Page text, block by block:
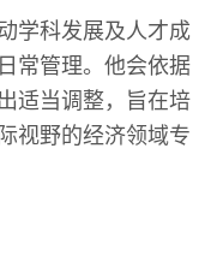
学科发展及人才成
常管理。他会依据
适当调整，旨在培
视野的经济领域专